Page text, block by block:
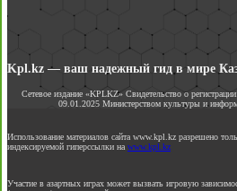
Kpl.kz — ваш надежный гид в мире
Сетевое издание «KPLKZ» Свидетельство о
09.01.2025 Министерством культуры и
Использование материалов сайта www.kpl.kz разрешено
индексируемой гиперссылки на www.kpl.kz
Участие в азартных играх может вызвать игровую